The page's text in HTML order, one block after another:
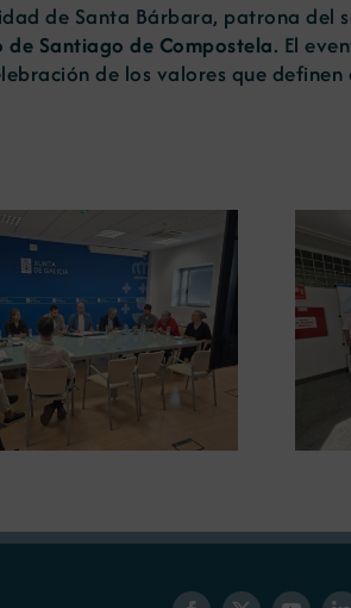
de Santa Bárbara, patrona
de Santiago de Compostela. El
de los valores que
La UDC analiza el papel de
las materias primas
minerales en la
descarbonización industrial